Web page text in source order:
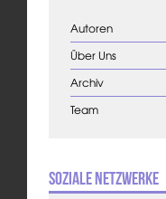
Autoren
Über Uns
Archiv
Team
Soziale Netzwerke